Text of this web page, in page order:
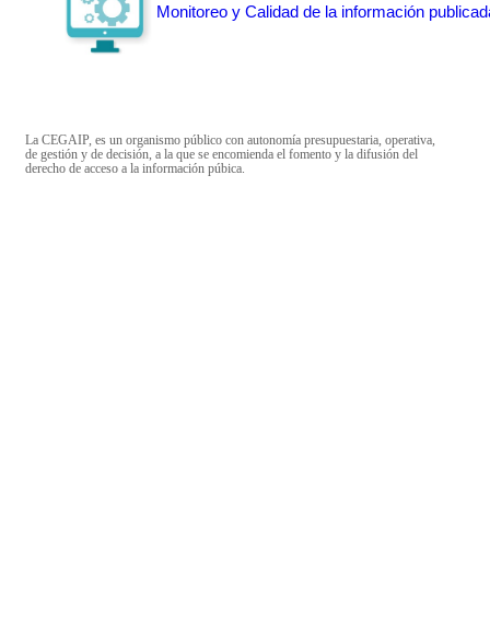
Monitoreo y Calidad de la información
La CEGAIP, es un organismo público con autonomía presupuestaria, operativa,
de gestión y de decisión, a la que se encomienda el fomento y la difusión del
derecho de acceso a la información púbica.